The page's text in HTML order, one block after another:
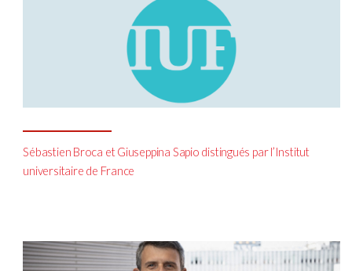
Sébastien Broca et Giuseppina Sapio distingués par l’Institut
universitaire de France